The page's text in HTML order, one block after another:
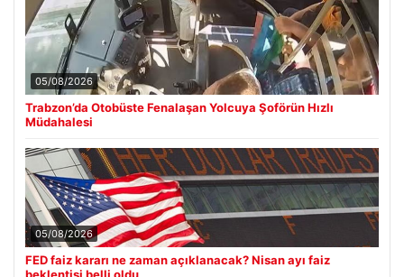
05/08/2026
Trabzon’da Otobüste Fenalaşan Yolcuya Şoförün Hızlı
Müdahalesi
05/08/2026
FED faiz kararı ne zaman açıklanacak? Nisan ayı faiz